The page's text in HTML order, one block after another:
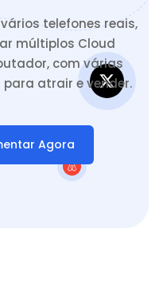
telefones reais,
múltiplos Cloud
com várias
atrair e vender.
Agora